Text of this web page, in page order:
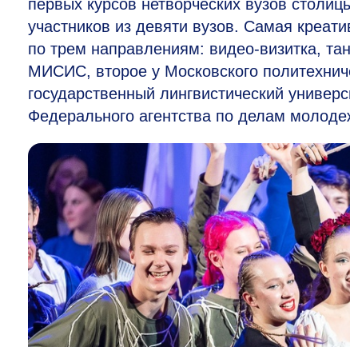
первых курсов нетворческих вузов
участников из девяти вузов. Самая
по трем направлениям: видео-визитка,
МИСИС, второе у Московского
государственный лингвистический
Федерального агентства по делам